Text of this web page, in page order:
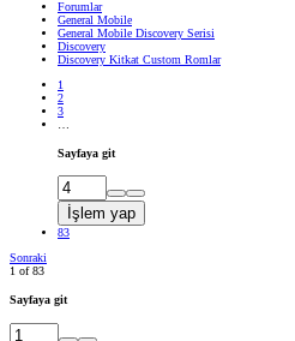
Forumlar
General Mobile
General Mobile Discovery Serisi
Discovery
Discovery Kitkat Custom Romlar
1
2
3
Sayfaya git
İşlem yap
83
Sonraki
1 of 83
Sayfaya git